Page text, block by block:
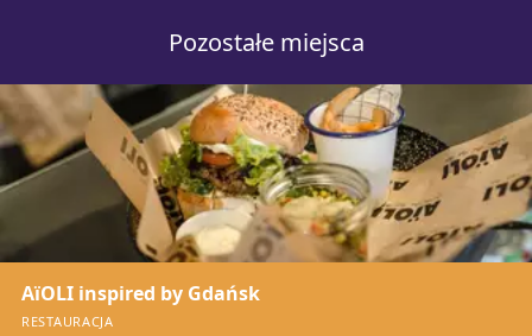
Pozostałe miejsca
AïOLI inspired by Gdańsk
RESTAURACJA